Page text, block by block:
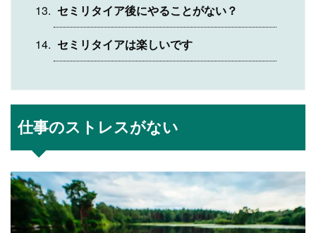
セミリタイア後にやることがない？
セミリタイアは楽しいです
仕事のストレスがない